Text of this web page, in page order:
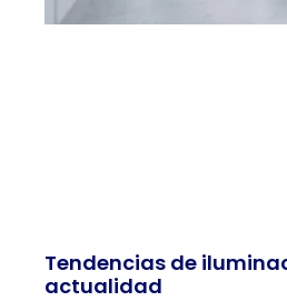
Tendencias de
actualidad